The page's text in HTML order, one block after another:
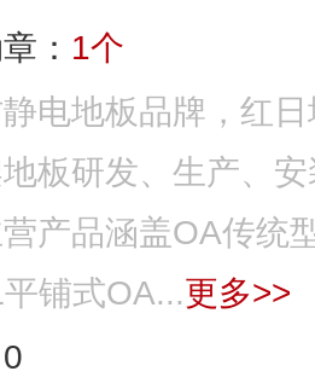
： 1个
电地板品牌，红
板研发、生产、
产品涵盖OA传统
铺式OA...更多>>
0